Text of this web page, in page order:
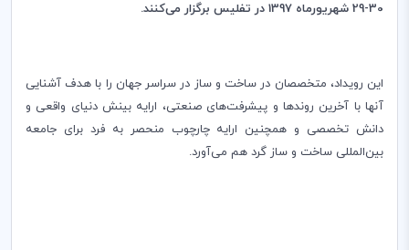
30-29 شهریورماه 1397 در تفلیس برگزار می‌کنند.
این رویداد، متخصصان در ساخت و ساز در سراسر جهان را با هدف آشنایی
آنها با آخرین روند‌ها و پیشرفت‌های صنعتی، ارایه بینش‌ دنیای واقعی و
دانش تخصصی و همچنین ارایه چارچوب منحصر به فرد برای جامعه
بین‌المللی ساخت و ساز گرد هم می‌آورد.